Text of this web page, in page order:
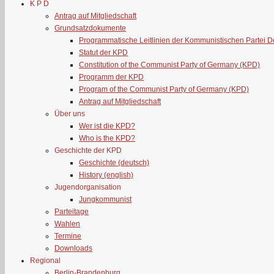
K P D
Antrag auf Mitgliedschaft
Grundsatzdokumente
Programmatische Leitlinien der Kommunistischen Partei
Statut der KPD
Constitution of the Communist Party of Germany (KPD)
Programm der KPD
Program of the Communist Party of Germany (KPD)
Antrag auf Mitgliedschaft
Über uns
Wer ist die KPD?
Who is the KPD?
Geschichte der KPD
Geschichte (deutsch)
History (english)
Jugendorganisation
Jungkommunist
Parteitage
Wahlen
Termine
Downloads
Regional